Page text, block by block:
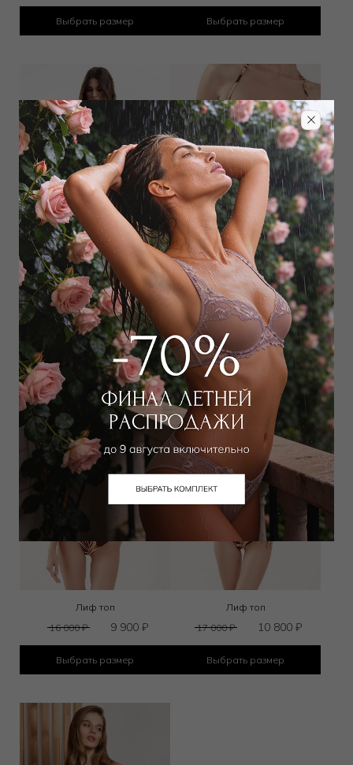
Выбрать размер Выбрать размер
Купальник слитный с мягкой
чашкой
28 000₽ 20 250₽
Выбрать размер
Плавки хипстер
13 000₽ 8 100₽
Выбрать размер
Лиф топ
16 000₽ 9 900₽
Выбрать размер
Лиф топ
17 000₽ 10 800₽
Выбрать размер